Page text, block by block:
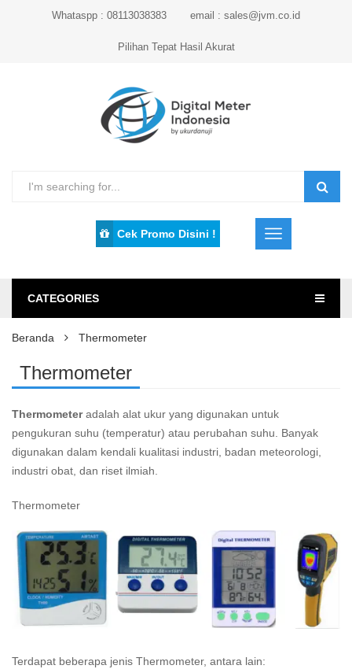
Whataspp : 08113038383 email : sales@jvm.co.id
Pilihan Tepat Hasil Akurat
Cek Promo Disini !
CATEGORIES
Beranda Thermometer
Thermometer
Thermometeradalah alat ukur yang digunakan untuk
pengukuran suhu (temperatur) atau perubahan suhu. Banyak
digunakan dalam kendali kualitasi industri, badan meteorologi,
industri obat, dan riset ilmiah.
Thermometer
Terdapat beberapa jenis Thermometer, antara lain: